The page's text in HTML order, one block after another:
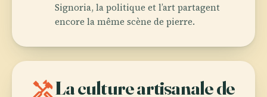
Signoria, la politique et l’art partagent
encore la même scène de pierre.
handymanLa culture artisanale de